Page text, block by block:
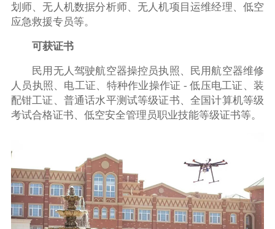
划师、无人机数据分析师、无人机项目运维经理、低空
应急救援专员等。
可获证书
民用无人驾驶航空器操控员执照、民用航空器维修
人员执照、电工证、特种作业操作证 - 低压电工证、装
配钳工证、普通话水平测试等级证书、全国计算机等级
考试合格证书、低空安全管理员职业技能等级证书等。